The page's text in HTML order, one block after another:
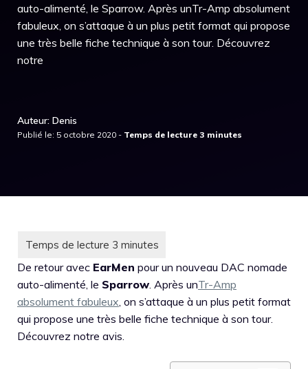
auto-alimenté, le Sparrow. Après unTr-Amp absolument
fabuleux, on s’attaque à un plus petit format qui propose
une très belle fiche technique à son tour. Découvrez
notre
Auteur: Denis
Publié le: 5 octobre 2020 -
De retour avec EarMen pour un nouveau DAC nomade
auto-alimenté, le Sparrow. Après unTr-Amp
absolument fabuleux, on s’attaque à un plus petit format
qui propose une très belle fiche technique à son tour.
Découvrez notre avis.